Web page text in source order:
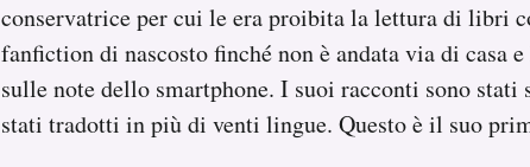
conservatrice per cui le era proibita la lettura di libri
fanfiction di nascosto finché non è andata via di casa
sulle note dello smartphone. I suoi racconti sono
stati tradotti in più di venti lingue. Questo è il suo